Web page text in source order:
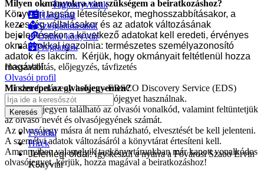
Milyen okmányokra van szükségem a beiratkozáshoz?
Könyvtári tagság létesítésekor, meghosszabbításakor, a
kezesség vállalásakor és az adatok változásának
bejelentésekor a következő adatokat kell eredeti, érvényes
okmányokkal igazolnia: természetes személyazonosító
adatok és lakcím. Kérjük, hogy okmányait feltétlenül hozza
magával!
Mi szerepel az olvasójegyemen?
Könyvtáraink egységes olvasójegyet használnak.
Az olvasójegyen található az olvasói vonalkód, valamint feltüntetjük
az olvasó nevét és olvasójegyének számát.
Az olvasójegy másra át nem ruházható, elvesztését be kell jelenteni.
A személyi adatok változásáról a könyvtárat értesíteni kell.
Amennyiben valamelyik tagkönyvtárunkban már kapott vonalkódos
olvasójegyet, kérjük, hozza magával a beiratkozáshoz!
Tagkönyvtárak
Használat
Szolgáltatásaink
Online könyvtár
Programok
Hosszabbítás, előjegyzés, távfizetés
Olvasói profil
Minden forrás egy helyen - EBSCO Discovery Service (EDS)
Főoldal
Hírek
Jelenlegi oldal:Így készül a nyárra a Fővárosi Szabó Ervin
Könyvtár